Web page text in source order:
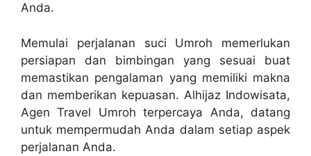
Anda.
Memulai perjalanan suci Umroh memerlukan
persiapan dan bimbingan yang sesuai buat
memastikan pengalaman yang memiliki makna
dan memberikan kepuasan. Alhijaz Indowisata,
Agen Travel Umroh terpercaya Anda, datang
untuk mempermudah Anda dalam setiap aspek
perjalanan Anda.